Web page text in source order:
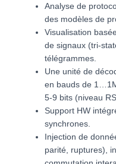
Analyse de
des modèles de
Visualisation
de signaux (tri-
télégrammes.
Une unité de
en bauds de
5-9 bits (niveau
Support HW
synchrones.
Injection de
parité, ruptures),